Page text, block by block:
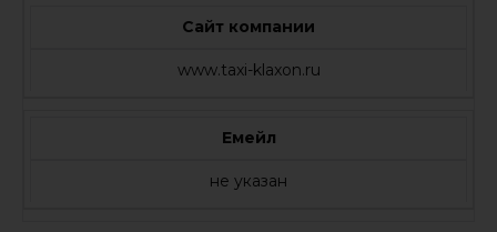
Сайт компании
www.taxi-klaxon.ru
Емейл
не указан